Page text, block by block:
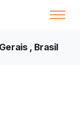
, Brasil